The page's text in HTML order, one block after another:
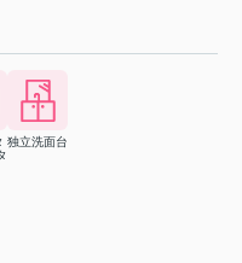
独立洗面台